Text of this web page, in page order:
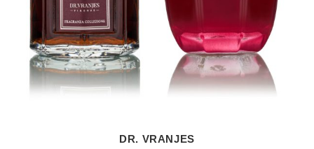
DR. VRANJES